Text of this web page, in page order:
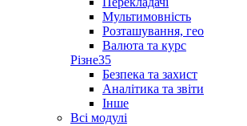
Мультимовність
Розташування, гео
Валюта та курс
Різне35
Безпека та захист
Аналітика та звіти
Інше
Всі модулі